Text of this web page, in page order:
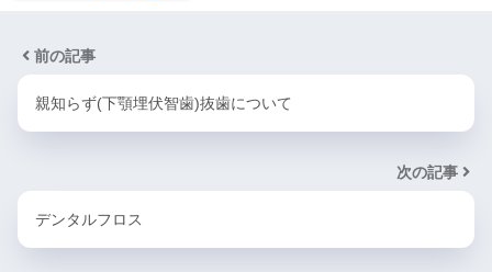
前の記事
親知らず(下顎埋伏智歯)抜歯について
次の記事
デンタルフロス